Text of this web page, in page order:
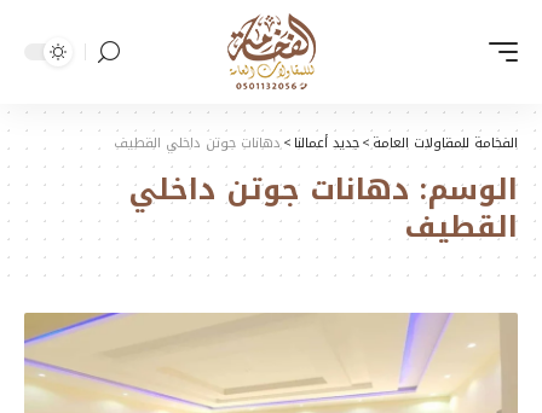
الفخامة للمقاولات العامة>جديد أعمالنا>دهانات جوتن داخلي القطيف
الوسم: دهانات جوتن داخلي
القطيف